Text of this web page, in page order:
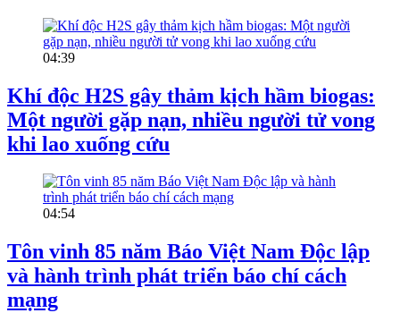
04:39
Khí độc H2S gây thảm kịch hầm biogas:
Một người gặp nạn, nhiều người tử vong
khi lao xuống cứu
04:54
Tôn vinh 85 năm Báo Việt Nam Độc lập
và hành trình phát triển báo chí cách
mạng